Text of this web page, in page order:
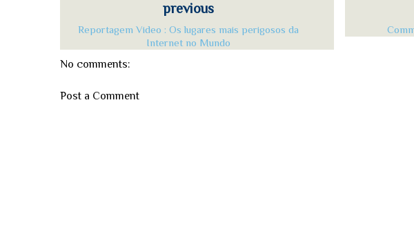
previous
Reportagem Video : Os lugares mais perigosos da
Internet no Mundo
No comments:
Post a Comment